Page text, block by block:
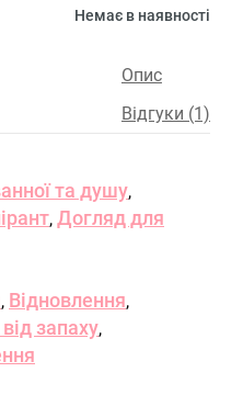
Немає в наявності
Опис
Відгуки (1)
та душу,
, Догляд для
, Відновлення,
запаху,